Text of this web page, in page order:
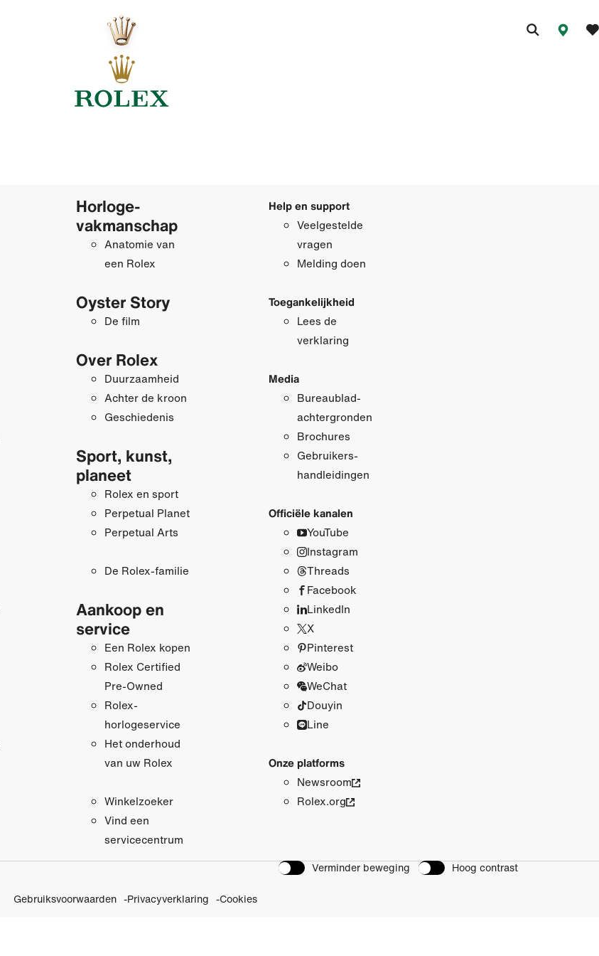
Horloge­
vakmanschap
Anatomie van
een Rolex
Oyster Story
De film
Over Rolex
Duurzaamheid
Achter de kroon
Geschiedenis
Sport, kunst,
planeet
Rolex en sport
Perpetual Planet
Perpetual Arts
De Rolex-familie
Aankoop en
service
Een Rolex kopen
Rolex Certified
Pre‑Owned
Rolex-
horlogeservice
Het onderhoud
van uw Rolex
Winkelzoeker
Vind een
servicecentrum
Help en support
Veelgestelde
vragen
Melding doen
Toegankelijkheid
Lees de
verklaring
Media
Bureaublad­
achtergronden
Brochures
Gebruikers­
handleidingen
Officiële kanalen
YouTube
Instagram
Threads
Facebook
LinkedIn
X
Pinterest
Weibo
WeChat
Douyin
Line
Onze platforms
Newsroom
Rolex.org
Verminder beweging Hoog contrast
Gebruiksvoorwaarden Privacyverklaring Cookies